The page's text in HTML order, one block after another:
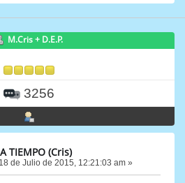
M.Cris + D.E.P.
3256
TIEMPO (Cris)
18 de Julio de 2015, 12:21:03 am »